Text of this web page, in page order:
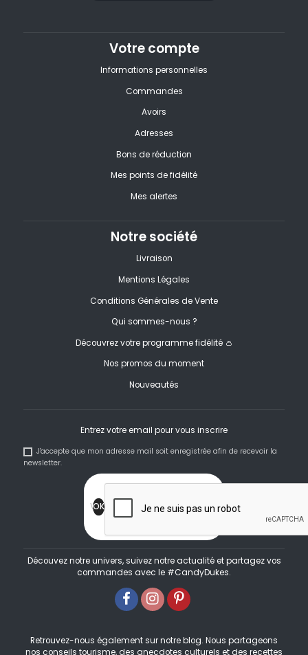
Votre compte
Informations personnelles
Commandes
Avoirs
Adresses
Bons de réduction
Mes points de fidélité
Mes alertes
Notre société
Livraison
Mentions Légales
Conditions Générales de Vente
Qui sommes-nous ?
Découvrez votre programme fidélité 👛
Nos promos du moment
Nouveautés
Entrez votre email pour vous inscrire
J'accepte que mon adresse mail soit enregistrée afin de recevoir la
newsletter.
Découvez notre univers, suivez notre actualité et partagez vos
commandes avec le #CandyDukes.
Retrouvez-nous également sur notre blog. Nous partageons
nos conseils tourisme, des anecdotes culturels et des recettes